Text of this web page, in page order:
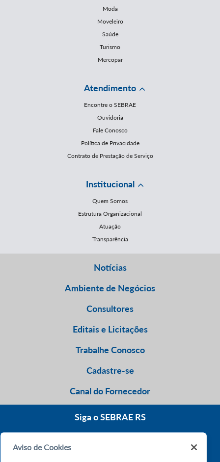
Moda
Moveleiro
Saúde
Turismo
Mercopar
Atendimento
Encontre o SEBRAE
Ouvidoria
Fale Conosco
Política de Privacidade
Contrato de Prestação de Serviço
Institucional
Quem Somos
Estrutura Organizacional
Atuação
Transparência
Notícias
Ambiente de Negócios
Consultores
Editais e Licitações
Trabalhe Conosco
Cadastre-se
Canal do Fornecedor
Siga o SEBRAE RS
Aviso de Cookies